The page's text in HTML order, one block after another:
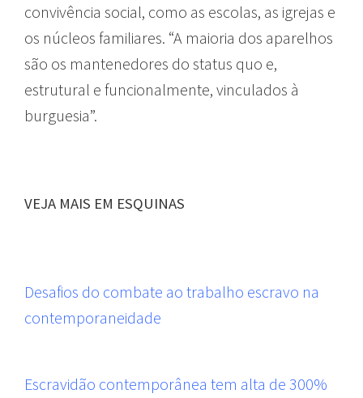
convivência social, como as escolas, as igrejas e
os núcleos familiares. “A maioria dos aparelhos
são os mantenedores do status quo e,
estrutural e funcionalmente, vinculados à
burguesia”.
VEJA MAIS EM ESQUINAS
Desafios do combate ao trabalho escravo na
contemporaneidade
Escravidão contemporânea tem alta de 300%